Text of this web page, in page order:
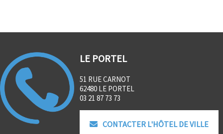
LE PORTEL
51 RUE CARNOT
62480 LE PORTEL
03 21 87 73 73
CONTACTER L'HÔTEL DE VILLE